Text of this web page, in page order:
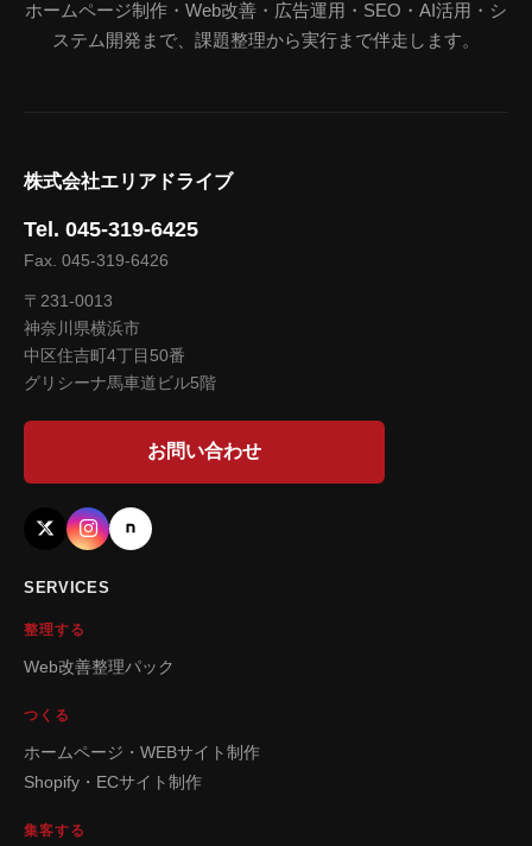
ホームページ制作・Web改善・広告運用・SEO・AI活用・シ
ステム開発まで、課題整理から実行まで伴走します。
株式会社エリアドライブ
Tel. 045-319-6425
Fax. 045-319-6426
〒231-0013
神奈川県横浜市
中区住吉町4丁目50番
グリシーナ馬車道ビル5階
お問い合わせ
SERVICES
整理する
Web改善整理パック
つくる
ホームページ・WEBサイト制作
Shopify・ECサイト制作
集客する